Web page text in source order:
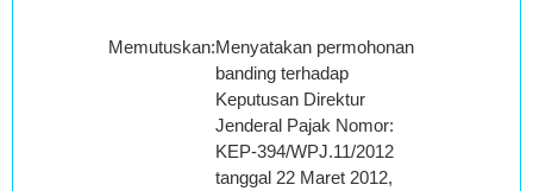
Memutuskan:Menyatakan permohonan
banding terhadap
Keputusan Direktur
Jenderal Pajak Nomor:
KEP-394/WPJ.11/2012
tanggal 22 Maret 2012,